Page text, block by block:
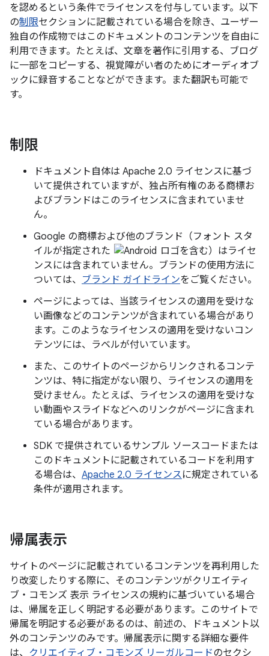
を認めるという条件でライセンスを付与しています。以下
の制限セクションに記載されている場合を除き、ユーザー
独自の作成物ではこのドキュメントのコンテンツを自由に
利用できます。たとえば、文章を著作に引用する、ブログ
に一部をコピーする、視覚障がい者のためにオーディオブ
ックに録音することなどができます。また翻訳も可能で
す。
制限
ドキュメント自体は Apache 2.0 ライセンスに基づ
いて提供されていますが、独占所有権のある商標お
よびブランドはこのライセンスに含まれていませ
ん。
Google の商標および他のブランド（フォント スタ
イルが指定された
ロゴを含む）はライセ
ンスには含まれていません。ブランドの使用方法に
ついては、 ブランド ガイドラインをご覧ください。
ページによっては、当該ライセンスの適用を受けな
い画像などのコンテンツが含まれている場合があり
ます。このようなライセンスの適用を受けないコン
テンツには、ラベルが付いています。
また、このサイトのページからリンクされるコンテ
ンツは、特に指定がない限り、ライセンスの適用を
受けません。たとえば、ライセンスの適用を受けな
い動画やスライドなどへのリンクがページに含まれ
ている場合があります。
SDK で提供されているサンプル ソースコードまたは
このドキュメントに記載されているコードを利用す
る場合は、 Apache 2.0 ライセンスに規定されている
条件が適用されます。
帰属表示
サイトのページに記載されているコンテンツを再利用した
り改変したりする際に、そのコンテンツがクリエイティ
ブ・コモンズ 表示 ライセンスの規約に基づいている場合
は、帰属を正しく明記する必要があります。このサイトで
帰属を明記する必要があるのは、前述の、ドキュメント以
外のコンテンツのみです。帰属表示に関する詳細な要件
は、 クリエイティブ・コモンズ リーガルコードのセクシ